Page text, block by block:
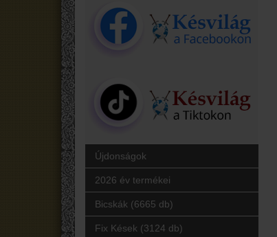
Újdonságok
2026 év termékei
Bicskák (6665 db)
Fix Kések (3124 db)